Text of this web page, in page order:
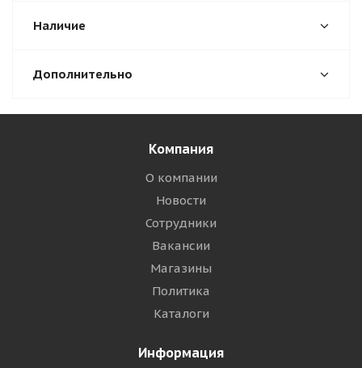
Наличие
Дополнительно
Компания
О компании
Новости
Сотрудники
Вакансии
Магазины
Политика
Каталоги
Информация